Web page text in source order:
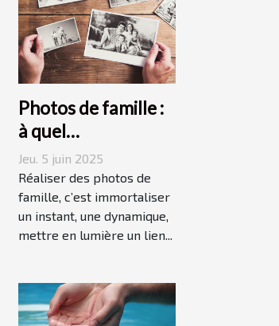
Photos de famille :
à quel
photographe
confier cette tâche
à Grenoble ?
Jeu. 5 juin 2025
Réaliser des photos de
famille, c’est immortaliser
un instant, une dynamique,
mettre en lumière un lien...